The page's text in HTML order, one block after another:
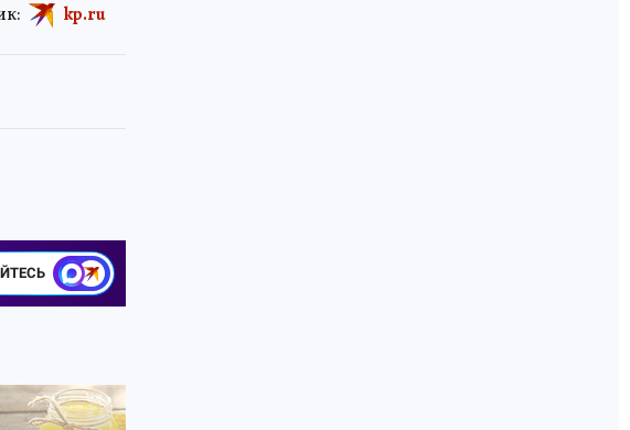
kp.ru